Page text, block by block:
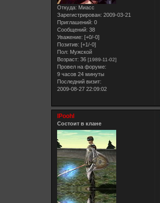
Откуда: Миасс
Зарегистрирован: 2009-03-21
Приглашений: 0
Сообщений: 38
Уважение: [+0/-0]
Позитив: [+1/-0]
Пол: Мужской
Возраст: 36 [1989-11-02]
Провел на форуме:
9 часов 24 минуты
Последний визит:
2009-08-27 22:09:02
lPoohl
Состоит в клане